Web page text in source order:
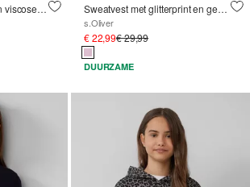
Losse gebreide trui van viscosemix Sweatvest met glitterprint en gesmokte details
s.Oliver
€ 22,99€ 29,99
DUURZAME